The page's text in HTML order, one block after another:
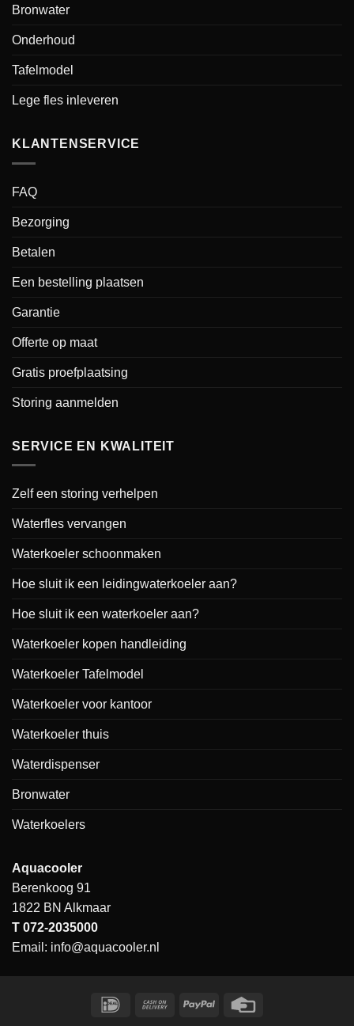
Bronwater
Onderhoud
Tafelmodel
Lege fles inleveren
KLANTENSERVICE
FAQ
Bezorging
Betalen
Een bestelling plaatsen
Garantie
Offerte op maat
Gratis proefplaatsing
Storing aanmelden
SERVICE EN KWALITEIT
Zelf een storing verhelpen
Waterfles vervangen
Waterkoeler schoonmaken
Hoe sluit ik een leidingwaterkoeler aan?
Hoe sluit ik een waterkoeler aan?
Waterkoeler kopen handleiding
Waterkoeler Tafelmodel
Waterkoeler voor kantoor
Waterkoeler thuis
Waterdispenser
Bronwater
Waterkoelers
Aquacooler
Berenkoog 91
1822 BN Alkmaar
T 072-2035000
Email: info@aquacooler.nl
IDeal
Cash
PayPal